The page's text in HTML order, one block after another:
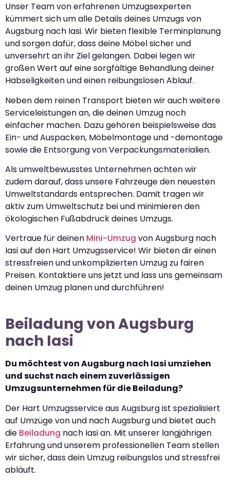
Unser Team von erfahrenen Umzugsexperten
kümmert sich um alle Details deines Umzugs von
Augsburg nach Iasi. Wir bieten flexible Terminplanung
und sorgen dafür, dass deine Möbel sicher und
unversehrt an ihr Ziel gelangen. Dabei legen wir
großen Wert auf eine sorgfältige Behandlung deiner
Habseligkeiten und einen reibungslosen Ablauf.
Neben dem reinen Transport bieten wir auch weitere
Serviceleistungen an, die deinen Umzug noch
einfacher machen. Dazu gehören beispielsweise das
Ein- und Auspacken, Möbelmontage und -demontage
sowie die Entsorgung von Verpackungsmaterialien.
Als umweltbewusstes Unternehmen achten wir
zudem darauf, dass unsere Fahrzeuge den neuesten
Umweltstandards entsprechen. Damit tragen wir
aktiv zum Umweltschutz bei und minimieren den
ökologischen Fußabdruck deines Umzugs.
Vertraue für deinen Mini-Umzug von Augsburg nach
Iasi auf den Hart Umzugsservice! Wir bieten dir einen
stressfreien und unkomplizierten Umzug zu fairen
Preisen. Kontaktiere uns jetzt und lass uns gemeinsam
deinen Umzug planen und durchführen!
Beiladung von Augsburg
nach Iasi
Du möchtest von Augsburg nach Iasi umziehen
und suchst nach einem zuverlässigen
Umzugsunternehmen für die Beiladung?
Der Hart Umzugsservice aus Augsburg ist spezialisiert
auf Umzüge von und nach Augsburg und bietet auch
die Beiladung nach Iasi an. Mit unserer langjährigen
Erfahrung und unserem professionellen Team stellen
wir sicher, dass dein Umzug reibungslos und stressfrei
abläuft.